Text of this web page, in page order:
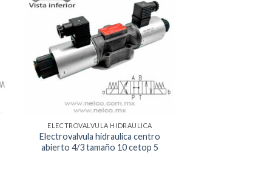
a la
Lista de
deseos
ELECTROVALVULA HIDRAULICA
Electrovalvula hidraulica centro
abierto 4/3 tamaño 10 cetop 5